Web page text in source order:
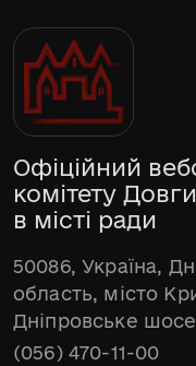
Офіційний
комітету
в місті ради
50086, Україна,
область, місто
Дніпровське
(056) 470-11-00